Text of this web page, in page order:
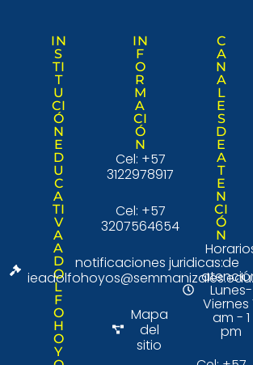
IN
S
TI
T
U
CI
Ó
N
E
D
U
C
A
TI
V
A
A
D
O
L
F
O
H
O
Y
IN
F
O
R
M
A
CI
Ó
N
Cel: +57
3122978917
Cel: +57
3207564654
notificaciones juridicas:
Mapa
del
sitio
C
A
N
A
L
E
S
D
E
A
T
E
N
CI
Ó
N
de
Lunes-
Viernes
am - 1
pm